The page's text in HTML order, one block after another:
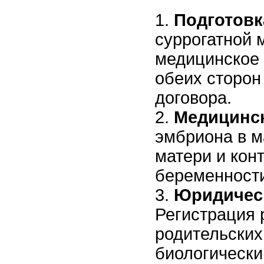
суррогатной
обеих
договора.
эмбриона в
матери и
Регистрация